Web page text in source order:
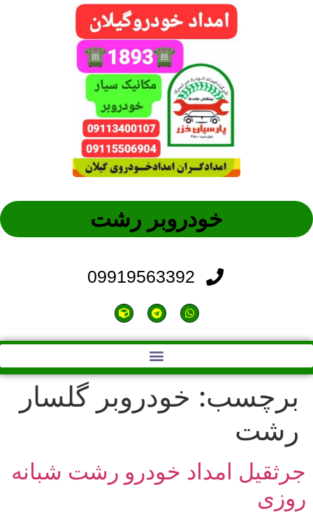
خودروبر رشت
09919563392
برچسب: خودروبر گلسار
رشت
جرثقیل امداد خودرو رشت شبانه
روزی